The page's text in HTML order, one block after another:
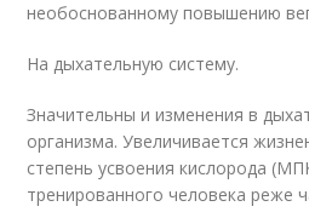
необоснованному повышению
На дыхательную систему.
Значительны и изменения в
организма. Увеличивается
степень усвоения кислорода
тренированного человека реже